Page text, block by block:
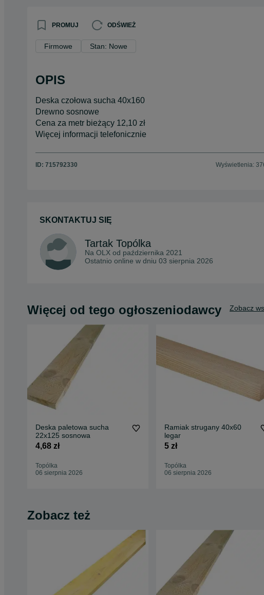
PROMUJ ODŚWIEŻ
Firmowe Stan: Nowe
OPIS
Deska czołowa sucha 40x160
Drewno sosnowe
Cena za metr bieżący 12,10 zł
Więcej informacji telefonicznie
ID: 715792330 Wyświetlenia:
SKONTAKTUJ SIĘ
Tartak Topólka
Na OLX od października 2021
Ostatnio online w dniu 03 sierpnia 2026
Więcej od tego ogłoszeniodawcy Zobacz
Deska paletowa sucha
22x125 sosnowa
4,68 zł
Topólka
06 sierpnia 2026
Ramiak strugany 40x60
legar
5 zł
Topólka
06 sierpnia 2026
Zobacz też